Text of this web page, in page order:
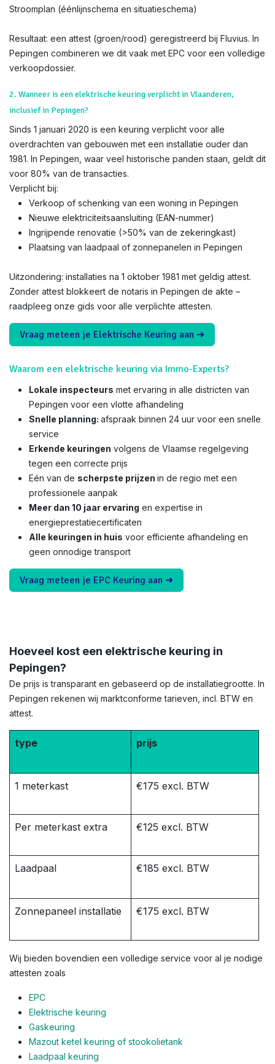
Stroomplan (éénlijnschema en situatieschema)
Resultaat: een attest (groen/rood) geregistreerd bij Fluvius. In
Pepingen combineren we dit vaak met EPC voor een volledige
verkoopdossier.
2. Wanneer is een elektrische keuring verplicht in Vlaanderen,
inclusief in Pepingen?
Sinds 1 januari 2020 is een keuring verplicht voor alle
overdrachten van gebouwen met een installatie ouder dan
1981. In Pepingen, waar veel historische panden staan, geldt dit
voor 80% van de transacties.
Verplicht bij:
Verkoop of schenking van een woning in Pepingen
Nieuwe elektriciteitsaansluiting (EAN-nummer)
Ingrijpende renovatie (>50% van de zekeringkast)
Plaatsing van laadpaal of zonnepanelen in Pepingen
Uitzondering: installaties na 1 oktober 1981 met geldig attest.
Zonder attest blokkeert de notaris in Pepingen de akte –
raadpleeg onze gids voor alle verplichte attesten.
Vraag meteen je Elektrische Keuring aan ➜
Waarom een elektrische keuring via Immo-Experts?
Lokale inspecteurs met ervaring in alle districten van
Pepingen voor een vlotte afhandeling
Snelle planning: afspraak binnen 24 uur voor een snelle
service
Erkende keuringen volgens de Vlaamse regelgeving
tegen een correcte prijs
Eén van de scherpste prijzen in de regio met een
professionele aanpak
Meer dan 10 jaar ervaring en expertise in
energieprestatiecertificaten
Alle keuringen in huis voor efficiente afhandeling en
geen onnodige transport
Vraag meteen je EPC Keuring aan ➜
Hoeveel kost een elektrische keuring in
Pepingen?
De prijs is transparant en gebaseerd op de installatiegrootte. In
Pepingen rekenen wij marktconforme tarieven, incl. BTW en
attest.
type prijs
1 meterkast €175 excl. BTW
Per meterkast extra €125 excl. BTW
Laadpaal €185 excl. BTW
Zonnepaneel installatie €175 excl. BTW
Wij bieden bovendien een volledige service voor al je nodige
attesten zoals
EPC
Elektrische keuring
Gaskeuring
Mazout ketel keuring of stookolietank
Laadpaal keuring